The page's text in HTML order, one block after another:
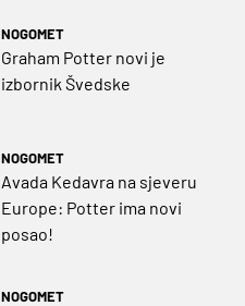
NOGOMET
Graham Potter novi je
izbornik Švedske
NOGOMET
Avada Kedavra na sjeveru
Europe: Potter ima novi
posao!
NOGOMET